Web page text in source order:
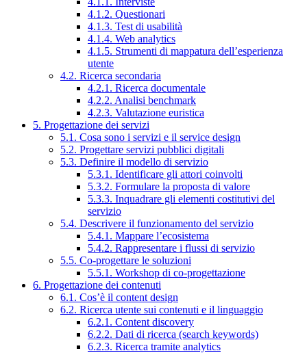
4.1.2. Questionari
4.1.3. Test di usabilità
4.1.4. Web analytics
4.1.5. Strumenti di mappatura dell’esperienza
utente
4.2. Ricerca secondaria
4.2.1. Ricerca documentale
4.2.2. Analisi benchmark
4.2.3. Valutazione euristica
5. Progettazione dei servizi
5.1. Cosa sono i servizi e il service design
5.2. Progettare servizi pubblici digitali
5.3. Definire il modello di servizio
5.3.1. Identificare gli attori coinvolti
5.3.2. Formulare la proposta di valore
5.3.3. Inquadrare gli elementi costitutivi del
servizio
5.4. Descrivere il funzionamento del servizio
5.4.1. Mappare l’ecosistema
5.4.2. Rappresentare i flussi di servizio
5.5. Co-progettare le soluzioni
5.5.1. Workshop di co-progettazione
6. Progettazione dei contenuti
6.1. Cos’è il content design
6.2. Ricerca utente sui contenuti e il linguaggio
6.2.1. Content discovery
6.2.2. Dati di ricerca (search keywords)
6.2.3. Ricerca tramite analytics